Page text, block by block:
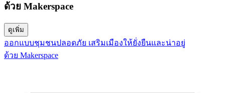
ด้วย Makerspace
ดูเพิ่ม
ออกแบบชุมชนปลอดภัย เสริมเมืองให้ยั่งยืนและน่าอยู่
ด้วย Makerspace